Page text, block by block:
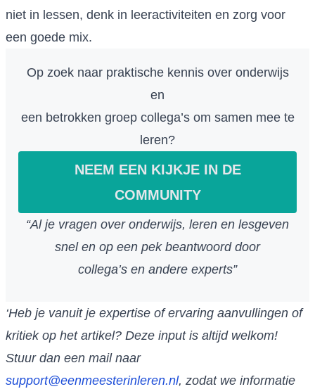
niet in lessen, denk in leeractiviteiten en zorg voor
een goede mix.
Op zoek naar praktische kennis over onderwijs
en
een betrokken groep collega’s om samen mee te
leren?
NEEM EEN KIJKJE IN DE
COMMUNITY
“Al je vragen over onderwijs, leren en lesgeven
snel en op een pek beantwoord door
collega’s en andere experts”
‘Heb je vanuit je expertise of ervaring aanvullingen of
kritiek op het artikel? Deze input is altijd welkom!
Stuur dan een mail naar
support@eenmeesterinleren.nl, zodat we informatie